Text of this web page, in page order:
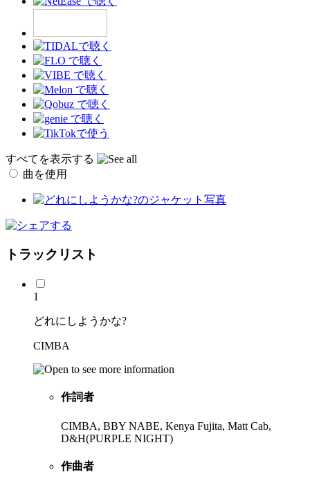
すべてを表示する
曲を使用
トラックリスト
1
どれにしようかな?
CIMBA
作詞者
CIMBA, BBY NABE, Kenya Fujita, Matt Cab,
D&H(PURPLE NIGHT)
作曲者